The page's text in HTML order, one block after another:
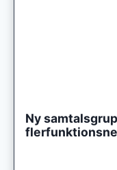
Ny